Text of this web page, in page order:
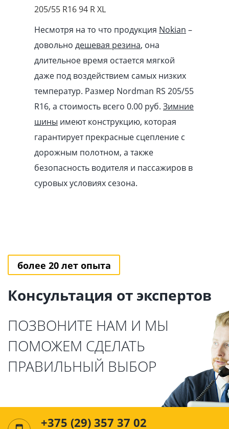
205/55 R16 94 R XL
Несмотря на то что продукция Nokian –
довольно дешевая резина, она
длительное время остается мягкой
даже под воздействием самых низких
температур. Размер Nordman RS 205/55
R16, а стоимость всего 0.00 pуб. Зимние
шины имеют конструкцию, которая
гарантирует прекрасные сцепление с
дорожным полотном, а также
безопасность водителя и пассажиров в
суровых условиях сезона.
более 20 лет опыта
Консультация от экспертов
ПОЗВОНИТЕ НАМ И МЫ
ПОМОЖЕМ СДЕЛАТЬ
ПРАВИЛЬНЫЙ ВЫБОР
+375 (29) 357 37 02